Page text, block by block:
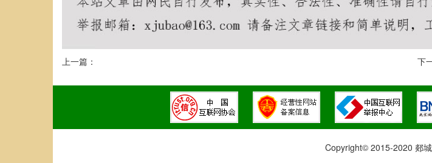
上一篇： 下
Copyright© 2015-2020 郯